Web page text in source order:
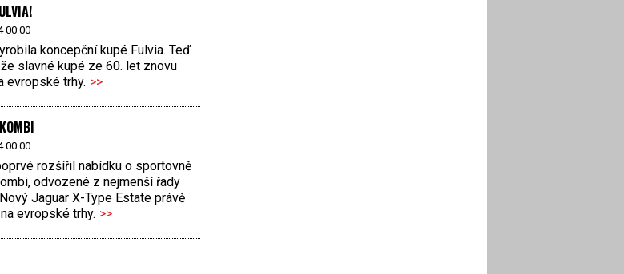
00:00
koncepční kupé Fulvia. Teď
slavné kupé ze 60. let znovu
evropské trhy. >>
00:00
rozšířil nabídku o sportovně
odvozené z nejmenší řady
Jaguar X-Type Estate právě
evropské trhy. >>